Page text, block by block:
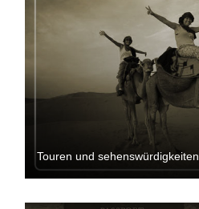
Touren und sehenswürdigkeiten